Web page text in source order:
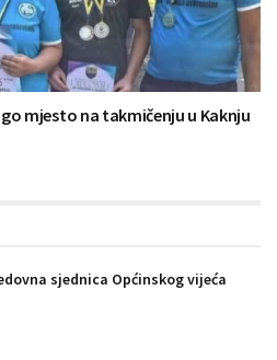
mjesto na takmičenju u Kaknju
sjednica Općinskog vijeća